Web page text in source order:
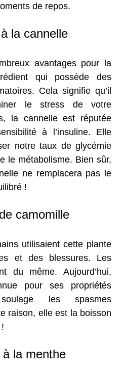
de repos.
la cannelle
avantages pour la
qui possède des
Cela signifie qu’il
le stress de votre
la cannelle est réputée
à l’insuline. Elle
notre taux de glycémie
le métabolisme. Bien sûr,
ne remplacera pas le
!
camomille
utilisaient cette plante
et des blessures. Les
du même. Aujourd’hui,
pour ses propriétés
les spasmes
raison, elle est la boisson
à la menthe